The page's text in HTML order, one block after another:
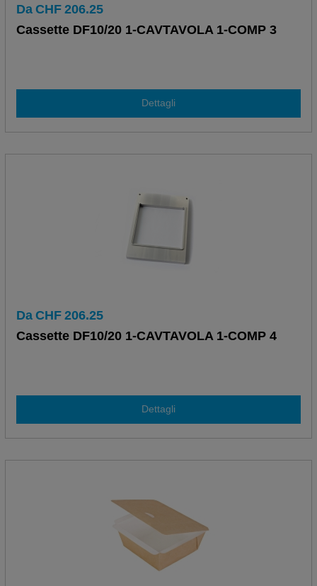
Da CHF 206.25
Cassette DF10/20 1-CAVTAVOLA 1-COMP 3
Dettagli
Da CHF 206.25
Cassette DF10/20 1-CAVTAVOLA 1-COMP 4
Dettagli